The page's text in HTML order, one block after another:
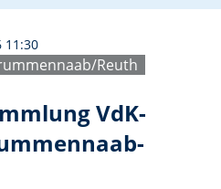
Reuth
11:30
VdK-